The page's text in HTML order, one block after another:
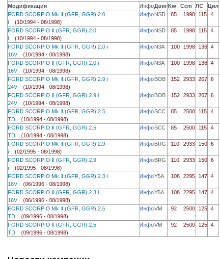
Модификация ИнфоДвигKw Ccm ЛС
Цил
FORD SCORPIO Mk II (GFR, GGR) 2.0
i (10/1994 - 08/1998)
ИнфоNSD 85 1998 115 4
FORD SCORPIO II (GFR, GGR) 2.0
i (10/1994 - 08/1998)
ИнфоNSD 85 1998 115 4
FORD SCORPIO Mk II (GFR, GGR) 2.0 i
16V (10/1994 - 08/1998)
ИнфоN3A 100 1998 136 4
FORD SCORPIO II (GFR, GGR) 2.0 i
16V (10/1994 - 08/1998)
ИнфоN3A 100 1998 136 4
FORD SCORPIO Mk II (GFR, GGR) 2.9 i
24V (10/1994 - 08/1998)
ИнфоBOB 152 2933 207 6
FORD SCORPIO II (GFR, GGR) 2.9 i
24V (10/1994 - 08/1998)
ИнфоBOB 152 2933 207 6
FORD SCORPIO Mk II (GFR, GGR) 2.5
TD (10/1994 - 08/1998)
ИнфоSCC 85 2500 115 4
FORD SCORPIO II (GFR, GGR) 2.5
TD (10/1994 - 08/1998)
ИнфоSCC 85 2500 115 4
FORD SCORPIO Mk II (GFR, GGR) 2.9
i (02/1995 - 08/1998)
ИнфоBRG 110 2933 150 6
FORD SCORPIO II (GFR, GGR) 2.9
i (02/1995 - 08/1998)
ИнфоBRG 110 2933 150 6
FORD SCORPIO Mk II (GFR, GGR) 2.3 i
16V (06/1996 - 08/1998)
ИнфоY5A 108 2295 147 4
FORD SCORPIO II (GFR, GGR) 2.3 i
16V (06/1996 - 08/1998)
ИнфоY5A 108 2295 147 4
FORD SCORPIO Mk II (GFR, GGR) 2.5
TD (09/1996 - 08/1998)
ИнфоVM 92 2500 125 4
FORD SCORPIO II (GFR, GGR) 2.5
TD (09/1996 - 08/1998)
ИнфоVM 92 2500 125 4